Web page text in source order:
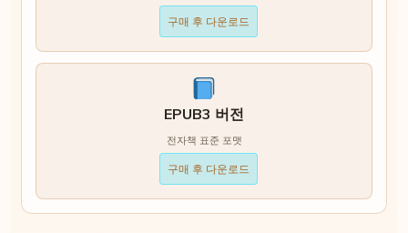
구매 후 다운로드
EPUB3 버전
전자책 표준 포맷
구매 후 다운로드